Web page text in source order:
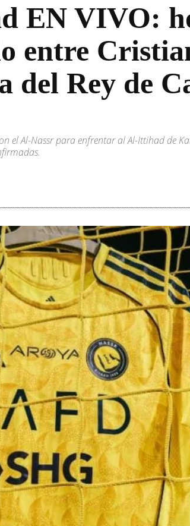
EN VIVO:
entre
del Rey de
el Al-Nassr para enfrentar al Al-Ittihad de